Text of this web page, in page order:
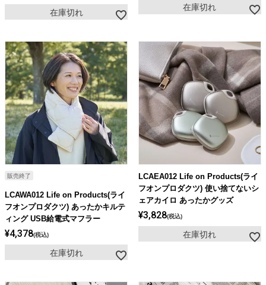
在庫切れ
在庫切れ
販売終了
LCAWA012 Life on Products(ライ
フオンプロダクツ) あったかキルテ
ィング USB給電式マフラー
¥4,378 税込
在庫切れ
LCAEA012 Life on Products(ライ
フオンプロダクツ) 使い捨てないシ
ェアカイロ あったかグッズ
¥3,828 税込
在庫切れ